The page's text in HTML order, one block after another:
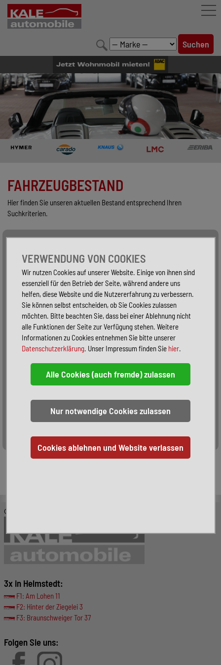
FAHRZEUGBESTAND
LEISTUNGEN
KONFIGURATOR
MARKENWELT
UNTERNEHMEN
FAHRZEUGBESTAND
Hier finden Sie unseren aktuellen Bestand entsprechend Ihren
Suchkriterien.
Alle Fahrzeuge
Sortieren:
© KALE-Automobile GmbH
3x in Helmstedt:
F1: Am Lohen 11
F2: Hinter der Ziegelei 3
F3: Braunschweiger Tor 37
Folgen Sie uns:
VERWENDUNG VON COOKIES
Wir nutzen Cookies auf unserer Website. Einige von ihnen sind
essenziell für den Betrieb der Seite, während andere uns
helfen, diese Website und die Nutzererfahrung zu verbessern.
Sie können selbst entscheiden, ob Sie Cookies zulassen
möchten. Bitte beachten Sie, dass bei einer Ablehnung nicht
alle Funktionen der Seite zur Verfügung stehen. Weitere
Informationen zu Cookies entnehmen Sie bitte unserer
Datenschutzerklärung. Unser Impressum finden Sie hier.